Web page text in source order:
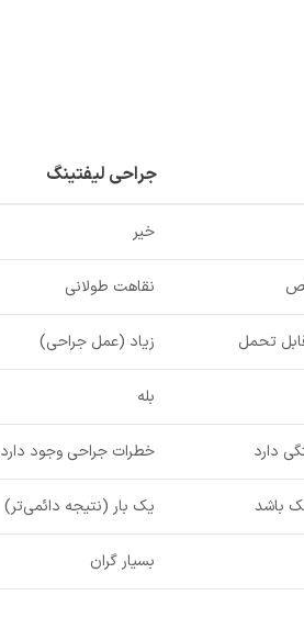
جراحی لیفتینگ
خیر
نقاهت طولانی
تحمل زیاد (عمل جراحی)
بله
دارد خطرات جراحی وجود دارد
باشد یک بار (نتیجه دائمی‌تر)
بسیار گران